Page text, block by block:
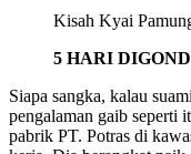
Kisah Kyai
5 HARI
Siapa sangka, kalau
pengalaman gaib seperti
pabrik PT. Potras di